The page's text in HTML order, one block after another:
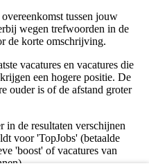
tussen jouw
wegen trefwoorden in de
de korte omschrijving.
vacatures en vacatures die
een hogere positie. De
ouder is of de afstand groter
in de resultaten verschijnen
voor 'TopJobs' (betaalde
'boost' of vacatures van